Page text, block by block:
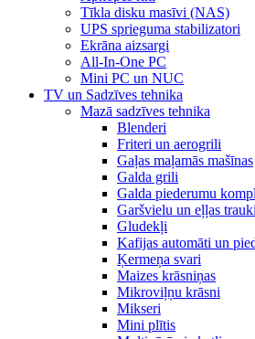
Tīkla disku masīvi (NAS)
UPS sprieguma stabilizatori
Ekrāna aizsargi
All-In-One PC
Mini PC un NUC
TV un Sadzīves tehnika
Mazā sadzīves tehnika
Blenderi
Friteri un aerogrili
Gaļas maļamās mašīnas
Galda grili
Galda piederumu
Garšvielu un eļļas trauki
Gludekļi
Kafijas automāti un
Ķermeņa svari
Maizes krāsniņas
Mikroviļņu krāsni
Mikseri
Mini plītis